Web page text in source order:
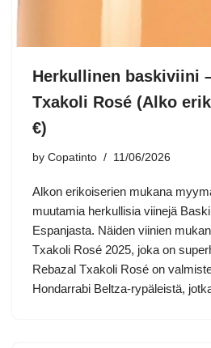
Herkullinen baskiviini
Txakoli Rosé (Alko
€)
by Copatinto 11/06/2026
Alkon erikoiserien mukana
muutamia herkullisia viinejä
Espanjasta. Näiden viinien
Txakoli Rosé 2025, joka on
Rebazal Txakoli Rosé on
Hondarrabi Beltza-rypäleistä,